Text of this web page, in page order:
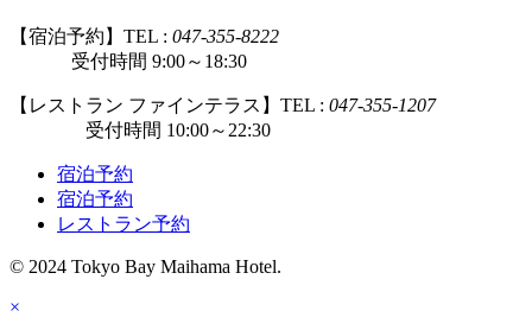
【宿泊予約】TEL : 047-355-8222
受付時間 9:00～18:30
【レストラン ファインテラス】TEL : 047-355-1207
受付時間 10:00～22:30
宿泊予約
宿泊予約
レストラン予約
© 2024 Tokyo Bay Maihama Hotel.
×